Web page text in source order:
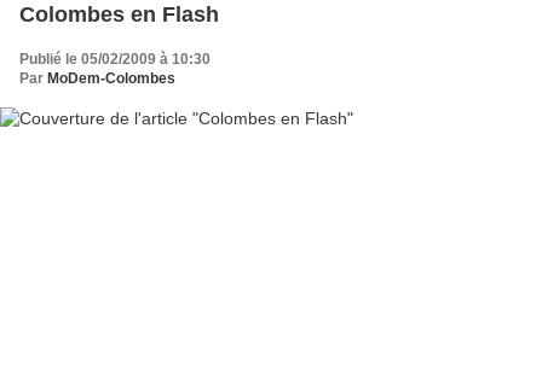
Colombes en Flash
Publié le 05/02/2009 à 10:30
Par MoDem-Colombes